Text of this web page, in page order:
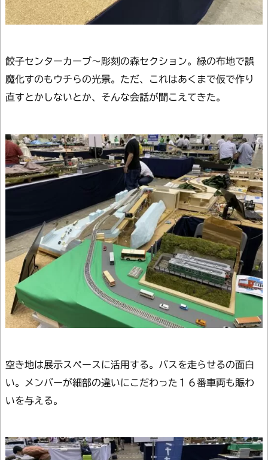
餃子センターカーブ～彫刻の森セクション。緑の布地で誤
魔化すのもウチらの光景。ただ、これはあくまで仮で作り
直すとかしないとか、そんな会話が聞こえてきた。
空き地は展示スペースに活用する。バスを走らせるの面白
い。メンバーが細部の違いにこだわった１６番車両も賑わ
いを与える。